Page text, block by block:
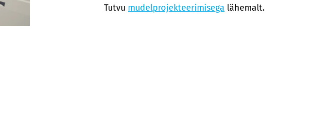
Tutvu mudelprojekteerimisega lähemalt.